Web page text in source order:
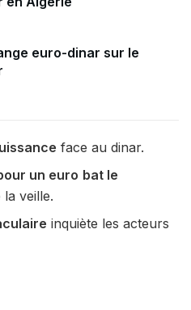
euro-dinar sur le
face au dinar.
un euro bat le
la veille.
inquiète les acteurs